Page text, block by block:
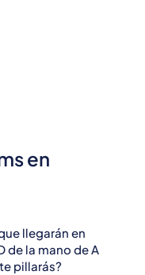
en
llegarán en
de la mano de A
pillarás?